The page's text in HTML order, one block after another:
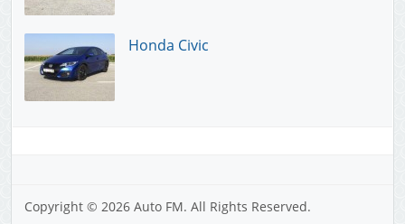
Honda Civic
Copyright © 2026 Auto FM. All Rights Reserved.